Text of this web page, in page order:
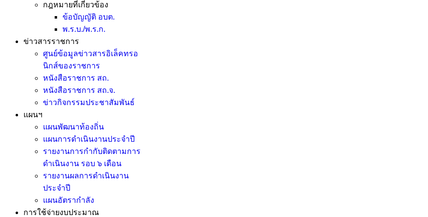
กฎหมายที่เกี่ยวข้อง
ข้อบัญญัติ อบต.
พ.ร.บ./พ.ร.ก.
ข่าวสารราชการ
ศูนย์ข้อมูลข่าวสารอิเล็คทรอ
นิกส์ของราชการ
หนังสือราชการ สถ.
หนังสือราชการ สถ.จ.
ข่าวกิจกรรมประชาสัมพันธ์
แผนฯ
แผนพัฒนาท้องถิ่น
แผนการดำเนินงานประจำปี
รายงานการกำกับติดตามการ
ดำเนินงาน รอบ ๖ เดือน
รายงานผลการดำเนินงาน
ประจำปี
แผนอัตรากำลัง
การใช้จ่ายงบประมาณ